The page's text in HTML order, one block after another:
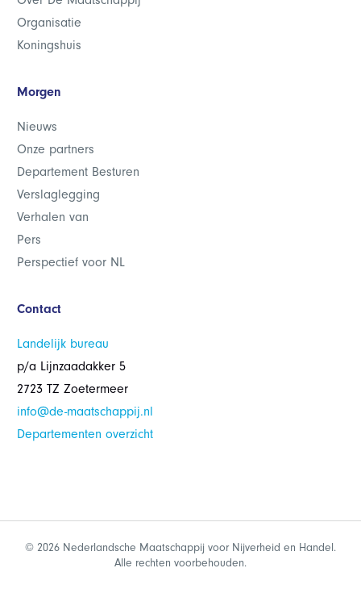
Organisatie
Koningshuis
Morgen
Nieuws
Onze partners
Departement Besturen
Verslaglegging
Verhalen van
Pers
Perspectief voor NL
Contact
Landelijk bureau
p/a Lijnzaadakker 5
2723 TZ Zoetermeer
info@de-maatschappij.nl
Departementen overzicht
© 2026 Nederlandsche Maatschappij voor Nijverheid en Handel.
Alle rechten voorbehouden.